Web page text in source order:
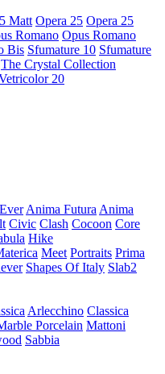
Matt Opera 25 Opera 25
Romano Opus Romano
Bis Sfumature 10 Sfumature
The Crystal Collection
20
Anima Futura Anima
Civic Clash Cocoon Core
Hike
Meet Portraits Prima
Shapes Of Italy Slab2
Arlecchino Classica
Porcelain Mattoni
Sabbia